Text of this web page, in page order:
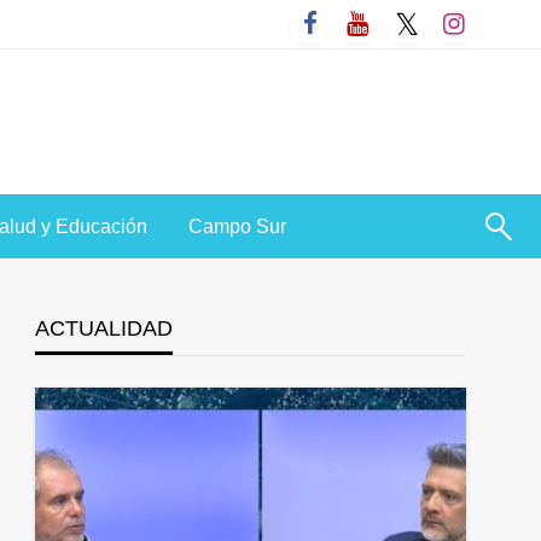
y Educación Campo Sur
ACTUALIDAD